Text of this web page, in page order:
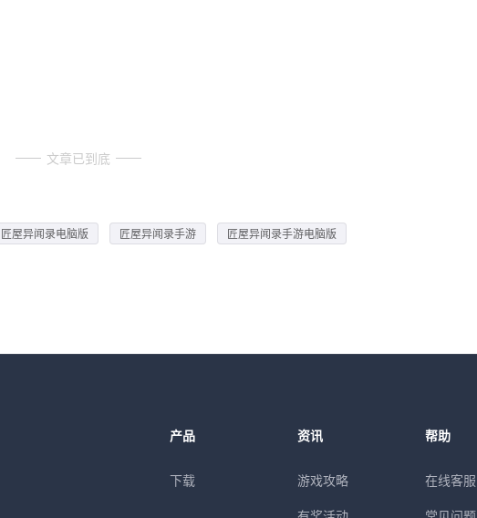
文章已到底
匠屋异闻录电脑版 匠屋异闻录手游 匠屋异闻录手游电脑版
产品
下载
资讯
游戏攻略
帮助
在线客服